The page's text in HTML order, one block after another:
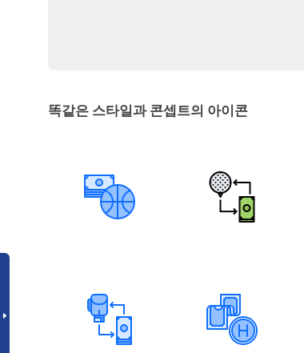
똑같은 스타일과 콘셉트의 아이콘